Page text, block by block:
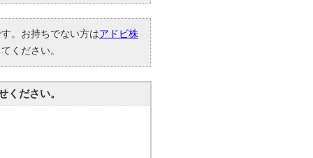
。お持ちでない方はアドビ株
ください。
ください。